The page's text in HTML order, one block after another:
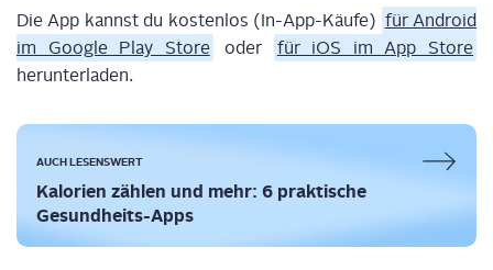
Die App kannst du kos­ten­los (In-App-Käu­fe) für Android
im Goog­le Play Store
oder
für iOS im App Store
herunterladen.
AUCH LESENSWERT
Kalo­rien zäh­len und mehr: 6 prak­ti­sche
Gesundheits-Apps